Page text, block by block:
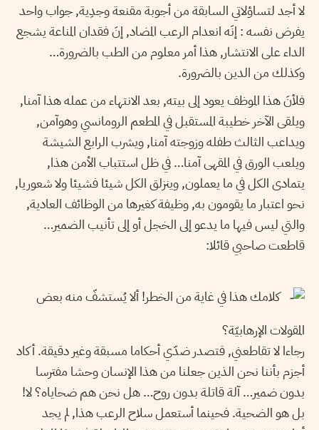
لا أجد لتساؤلاتي السابقة من أجوبة مقنعة وجدِية, جواب واحد
يفرض نفسه : إنَه انعدام الرعب المضاد, إنَ فقدان المناعة يشجع
الداء على الانتشار, هذا أمر معلوم من الطب بالضرورة…
وكذلك من الدين بالضرورة.
فلأنَ هذا الموظف يعود إلى بيته, بعد الانتهاء من عمله هذا آمنا,
ويلقى الآخر خطيبة المستقبل في المطعم الرومانسي وهوآمن,
ويداعب الثالث طفله وزوجته آمنا, ويشرب الرابع الشيشة
ويلعب الورق في المقهى آمنا… في ظل استتباب الأمن هذا,
يتمادى الكل في ما يعملون, وينزلق الكل شيئا فشيئا ولا شعوريا,
نحو اعتبار ما يقومون به, وظيفة كغيرها من الوظائف العادية,
والتي ليس فيها ما يدعو إلى الخجل أو إلى تأنيب الضمير…
قاطعت صاحبي قائلا:
كلامك هذا في غاية من الخطر! ألا يُستشفّ منه بعض
المقولات الإرهابيّة؟
رجاءا لا تقاطعني, فتصدر ضدّي أحكاما مسبقة وغير دقيقة. أكاد
أجزم بأننا نحن الذين جعلنا من هذا الإنسان وحشا مفترسا
بدون ضمير… آلة قاتلة بدون روح… هل نحن هم ضحاياه؟ لا!
بل هو الضحية. فحينما أستعمل سلاح الرعب هذا, لم يجد